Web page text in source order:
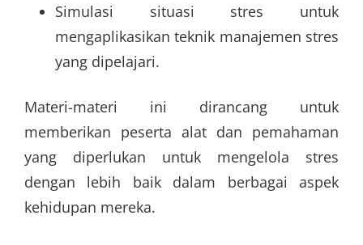
Simulasi situasi stres untuk
mengaplikasikan teknik manajemen stres
yang dipelajari.
Materi-materi ini dirancang untuk
memberikan peserta alat dan pemahaman
yang diperlukan untuk mengelola stres
dengan lebih baik dalam berbagai aspek
kehidupan mereka.